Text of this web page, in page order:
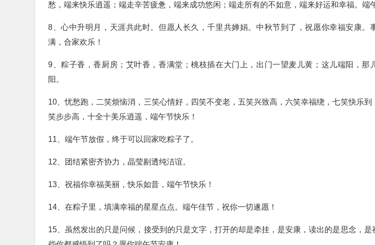
愁，端来快乐逍遥；端走辛苦疲惫，端来成功悠闲；端走所有的不如意，端来好运和幸福。端
8、心中升明月，天涯共此时。但愿人长久，千里共婵娟。中秋节到了，祝愿你幸福安康。
满，合家欢乐！
9、粽子香，香厨房；艾叶香，香满堂；桃枝插在大门上，出门一望麦儿黄；这儿端阳，那
阳。
10、忧愁跑，二笑烦恼消，三笑心情好，四笑不变老，五笑兴致高，六笑幸福绕，七笑快乐到
笑步步高，十全十美乐逍遥，端午节快乐！
11、端午节放假，终于可以回家吃粽子了。
12、团结紧密齐协力，晶莹剔透纯洁谊。
13、祝福你幸福美丽，快乐如昔，端午节快乐！
14、在粽子里，填满幸福的星星点点。端午佳节，祝你一切遂愿！
15、虽然发出的只是问候，接受到的只是文字，打开的却是牵挂，是安康，读出的是思念，是